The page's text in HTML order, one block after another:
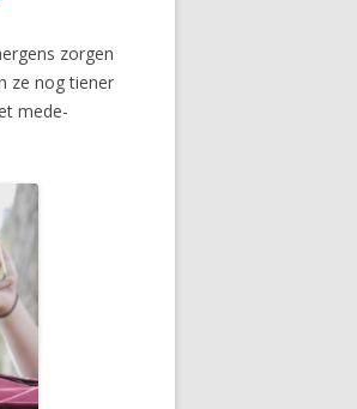
zorgen
ze nog tiener
mede-